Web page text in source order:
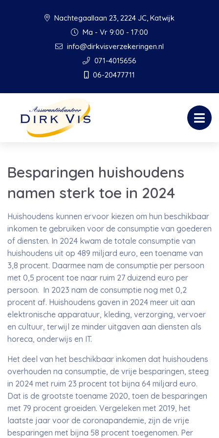
Nachtegaallaan 23, 2224 JC, Katwijk
Ma - Vr 9:00 - 17:00
info@dirkvisverzekeringen.nl
071-4015656
06-20477711
Besparingen huishoudens
namen sterk toe in 2024
Huishoudens kunnen ervoor kiezen om hun beschikbaar
inkomen te gebruiken voor de consumptie van goederen
of diensten. In 2024 kwam de totale consumptie van
huishoudens uit op 489 miljard euro, een toename van
3,8 procent. Daarmee nam de consumptie per persoon
met 0,5 procent toe naar ruim 27 duizend euro per
persoon. In 2023 nam de consumptie nog met 0,2
procent af. Huishoudens gaven in 2024 meer uit aan
elektronische apparatuur, kleding, verzorging, vervoer
en cultuur, terwijl ze minder uitgaven aan diensten als
horeca, onderwijs en IT.
Het deel van het beschikbaar inkomen dat huishoudens
overhouden na consumptie, de vrije besparingen, steeg
in 2024 met ruim 23 procent tot bijna 64 miljard euro.
Dat is de grootste toename 2020, toen de besparingen
met 79 procent groeiden. Vergeleken met 2019, het
laatste jaar voor de coronapandemie, zijn de vrije
besparingen met bijna 58 procent toegenomen. Per